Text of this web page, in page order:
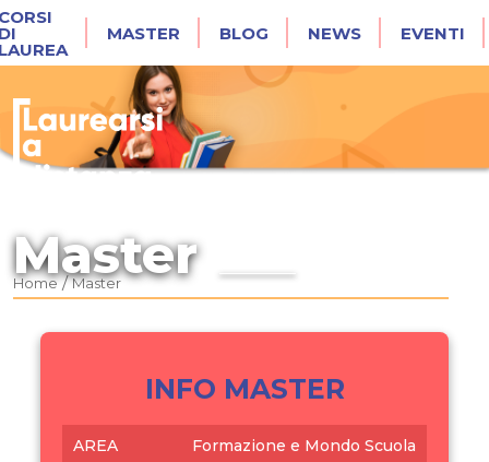
MASTER BLOG NEWS EVENTI
Master
Home/Master
INFO MASTER
AREA Formazione e Mondo Scuola